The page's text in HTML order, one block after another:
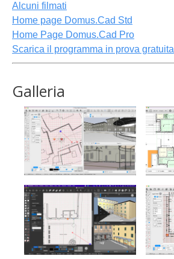
Alcuni filmati
Home page Domus.Cad Std
Home Page Domus.Cad Pro
Scarica il programma in prova gratuita
Galleria